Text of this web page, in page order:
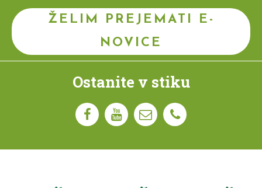
ŽELIM PREJEMATI E-
NOVICE
Ostanite v stiku